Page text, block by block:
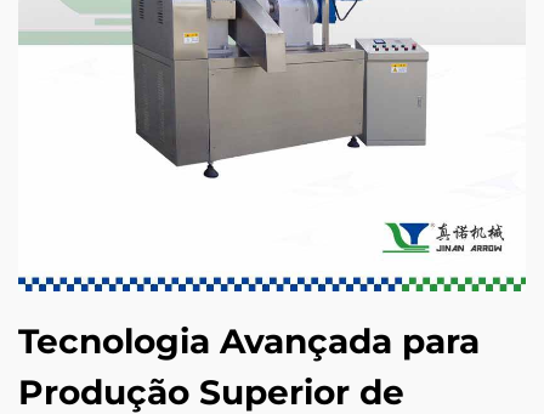
Tecnologia Avançada para
Produção Superior de